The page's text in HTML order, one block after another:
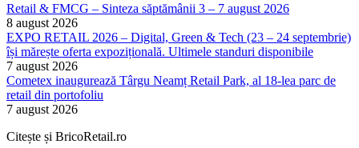
Retail & FMCG – Sinteza săptămânii 3 – 7 august 2026
8 august 2026
EXPO RETAIL 2026 – Digital, Green & Tech (23 – 24 septembrie)
își mărește oferta expozițională. Ultimele standuri disponibile
7 august 2026
Cometex inaugurează Târgu Neamț Retail Park, al 18-lea parc de
retail din portofoliu
7 august 2026
Citește și BricoRetail.ro